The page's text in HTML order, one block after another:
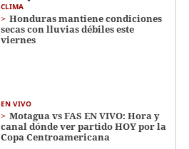
CLIMA
Honduras mantiene condiciones
secas con lluvias débiles este
viernes
EN VIVO
Motagua vs FAS EN VIVO: Hora y
canal dónde ver partido HOY por la
Copa Centroamericana